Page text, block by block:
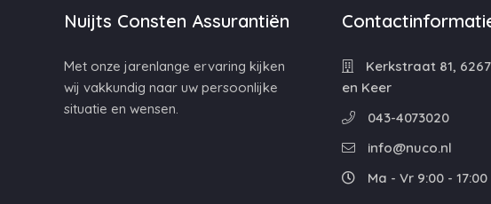
Nuijts Consten Assurantiën
Met onze jarenlange ervaring kijken
wij vakkundig naar uw persoonlijke
situatie en wensen.
Kerkstraat 81,
en Keer
043-4073020
info@nuco.nl
Ma - Vr 9:00 - 17:00